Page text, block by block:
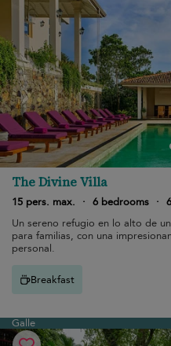
The Divine Villa
15 pers. max.
· 6 bedrooms ·
Un sereno refugio en lo alto de
para familias, con una
personal.
Breakfast
Galle